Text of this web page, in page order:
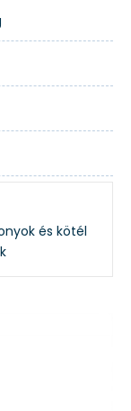
és kötél